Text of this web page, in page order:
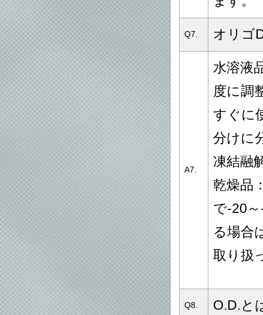
Q7. オリゴ
A7.
水溶液
度に調
すぐに
分けに
凍結融
乾燥品
で-20
る場合
取り扱
Q8. O.D.と